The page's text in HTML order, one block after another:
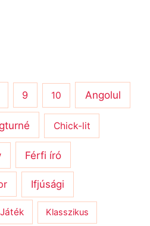
9 10 Angolul
Chick-lit
Férfi író
Ifjúsági
Játék Klasszikus